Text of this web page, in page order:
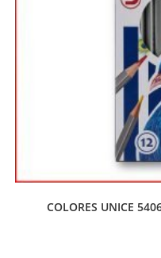
COLORES UNICE